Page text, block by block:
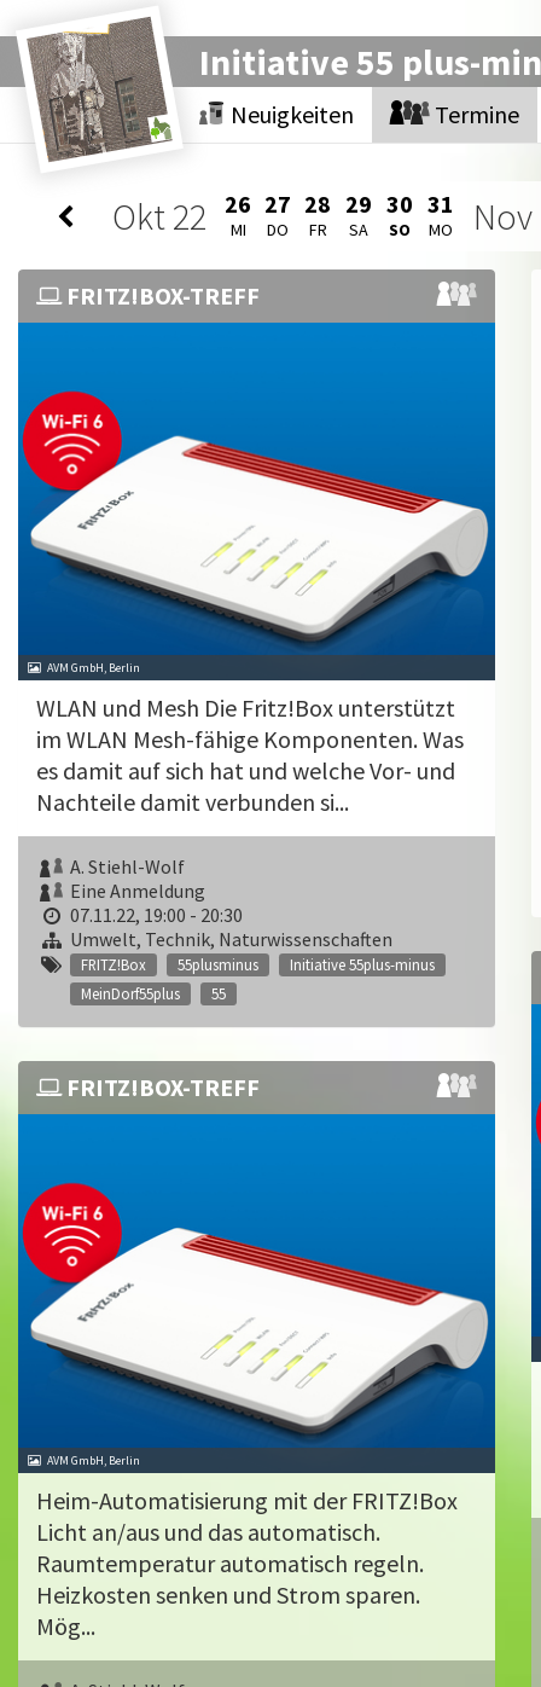
Initiative 55 plus-
Neuigkeiten Termine
Okt22 26
MI
27
DO
28
FR
29
SA
30
SO
31
MO Nov
FRITZ!BOX-TREFF
AVM GmbH, Berlin
WLAN und Mesh Die Fritz!Box unterstützt
im WLAN Mesh-fähige Komponenten. Was
es damit auf sich hat und welche Vor- und
Nachteile damit verbunden si...
A. Stiehl-Wolf
Eine Anmeldung
07.11.22, 19:00 - 20:30
Umwelt, Technik, Naturwissenschaften
FRITZ!Box 55plusminus
Initiative 55plus-minus
MeinDorf55plus
55
FRITZ!BOX-TREFF
AVM GmbH, Berlin
Heim-Automatisierung mit der FRITZ!Box
Licht an/aus und das automatisch.
Raumtemperatur automatisch regeln.
Heizkosten senken und Strom sparen.
Mög...